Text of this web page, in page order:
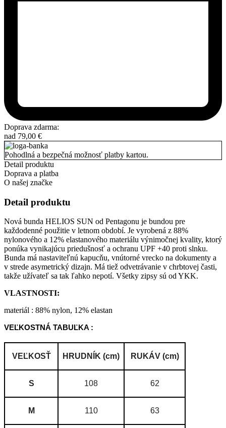
Doprava zdarma:
nad 79,00 €
Pohodlná a bezpečná možnosť platby kartou.
Detail produktu
Doprava a platba
O našej značke
Detail produktu
Nová bunda HELIOS SUN od Pentagonu je bundou pre
každodenné použitie v letnom období. Je vyrobená z 88%
nylonového a 12% elastanového materiálu výnimočnej kvality, ktorý
ponúka vynikajúcu priedušnosť a ochranu UPF +40 proti slnku.
Bunda má nastaviteľnú kapucňu, vnútorné vrecko na dokumenty a
v strede asymetrický dizajn. Má tiež odvetrávanie v chrbtovej časti,
takže užívateľ sa tak ľahko nepotí. Všetky zipsy sú od YKK.
VLASTNOSTI:
materiál : 88% nylon, 12% elastan
VEĽKOSTNÁ TABUĽKA :
VEĽKOSŤ HRUDNÍK (cm) RUKÁV (cm)
S 108 62
M 110 63